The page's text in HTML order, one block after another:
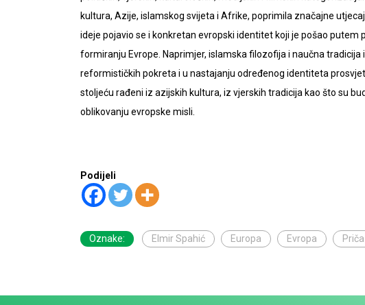
kultura, Azije, islamskog svijeta i Afrike, poprimila značajne
ideje pojavio se i konkretan evropski identitet koji je pošao
formiranju Evrope. Naprimjer, islamska filozofija i naučna tradicija
reformističkih pokreta i u nastajanju određenog identiteta
stoljeću rađeni iz azijskih kultura, iz vjerskih tradicija kao što su
oblikovanju evropske misli.
Podijeli
Oznake: Elmir Spahić Europa Evropa